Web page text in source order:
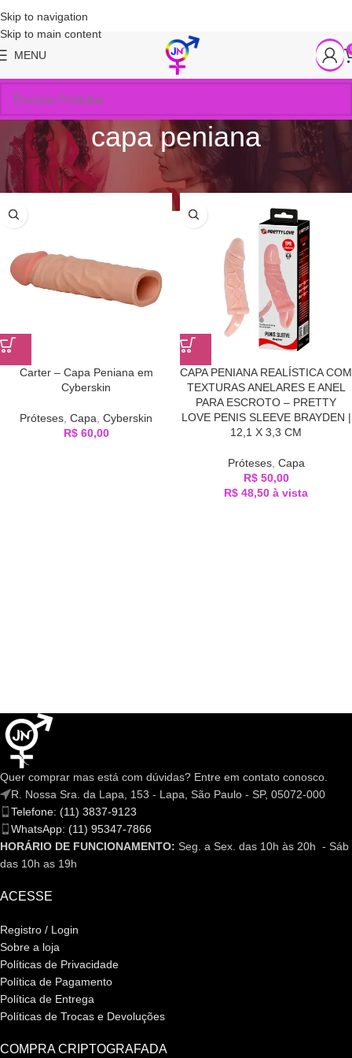
Skip to navigation
Skip to main content
MENU
capa peniana
Início Produtos marcados com a tag “capa peniana”
Carter – Capa Peniana em
Cyberskin
Próteses Capa Cyberskin
R$60,00
CAPA PENIANA REALÍSTICA COM
TEXTURAS ANELARES E ANEL
PARA ESCROTO – PRETTY
LOVE PENIS SLEEVE BRAYDEN |
12,1 X 3,3 CM
Próteses, Capa
R$50,00
R$ 48,50 à vista
Quer comprar mas está com dúvidas? Entre em contato conosco.
R. Nossa Sra. da Lapa, 153 - Lapa, São Paulo - SP, 05072-000
Telefone: (11) 3837-9123
WhatsApp: (11) 95347-7866
HORÁRIO DE FUNCIONAMENTO: Seg. a Sex. das 10h às 20h - Sáb
das 10h as 19h
ACESSE
Registro / Login
Sobre a loja
Políticas de Privacidade
Política de Pagamento
Política de Entrega
Políticas de Trocas e Devoluções
COMPRA CRIPTOGRAFADA